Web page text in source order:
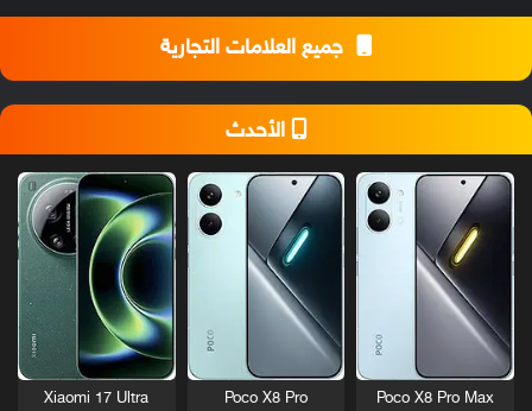
جميع العلامات التجارية
الأحدث
Poco X8 Pro Max
Poco X8 Pro
Xiaomi 17 Ultra